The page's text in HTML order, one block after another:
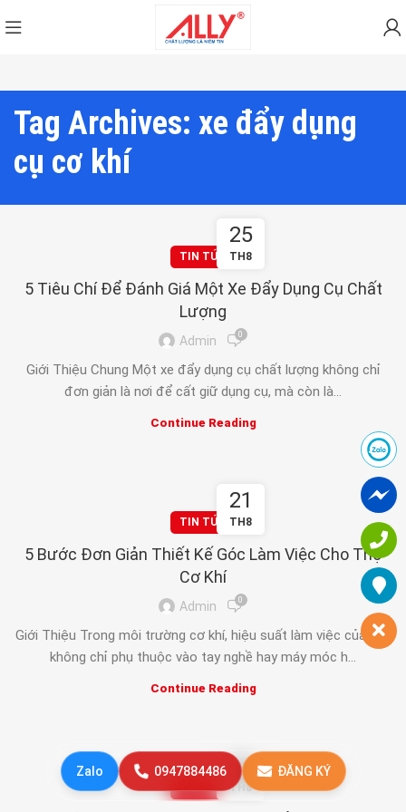
Tag Archives: xe đẩy dụng
cụ cơ khí
25
TH8
TIN TỨC
5 Tiêu Chí Để Đánh Giá Một Xe Đẩy Dụng Cụ Chất
Lượng
Admin 0
Giới Thiệu Chung Một xe đẩy dụng cụ chất lượng không chỉ
đơn giản là nơi để cất giữ dụng cụ, mà còn là...
Continue Reading
21
TH8
TIN TỨC
5 Bước Đơn Giản Thiết Kế Góc Làm Việc Cho Thợ
Cơ Khí
Admin 0
Giới Thiệu Trong môi trường cơ khí, hiệu suất làm việc của thợ
không chỉ phụ thuộc vào tay nghề hay máy móc h...
Continue Reading
20
TH8
TIN TỨC
Zalo 0947884486 ĐĂNG KÝ